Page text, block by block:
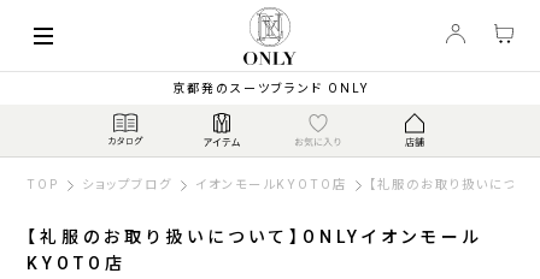
京都発のスーツブランド ONLY
TOP ショップブログ イオンモールKYOTO店 【礼服のお取り扱いにつ
【礼服のお取り扱いについて】ONLYイオンモール
KYOTO店